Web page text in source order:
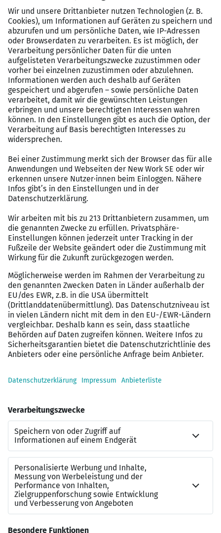
einschlägige Berufserfahrung in der
Lebensversicherung
sorgfältige, kunden- und teamorientierte
Arbeitsweise sowie Eigeninitiative und
Engagement
Service- und Kostenbewusstsein
Wir bieten Ihnen
Work-Life-Balance:flexible Arbeitszeiten und bis
zu 60 % Homeoffice
Mobilität:0-Euro Deutschlandticket, Bikeleasing,
kostenlose Parkplätze und eine sehr gute
Verkehrsanbindung
Fitnessraum mit Kursangebot und
Betriebssportgruppen
betriebliche Zusatzleistungen: betriebliche
Kinderbetreuungszuschuss und Corporate
Benefits
Firmen-Events:Betriebsfest, Weihnachtsfeier und
After-Work-Events
Verpflegung:hauseigene Kantine sowie
kostenloser Kaffee und Tee
Eine detaillierte Übersicht aller Benefits ist
Haben wir Ihr Interesse erweckt?
Wenn Sie diese Herausforderung begeistert und Sie sich
aktiv in unser Unternehmen einbringen möchten, dann
freuen wir uns auf Ihre Bewerbung.
Mecklenburgische Versicherungs-Gesellschaft a. G.,
Direktion Hannover, Personalabteilung, Platz der
30619 Hannover, Sarah Kujawa, Tel. 0511 5351-5228